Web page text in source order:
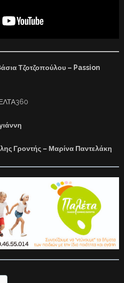
Τζοτζοπούλου – Passion
Γροντής – Μαρίνα Παντελάκη